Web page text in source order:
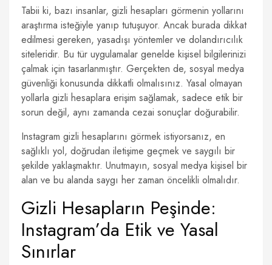
Tabii ki, bazı insanlar, gizli hesapları görmenin yollarını
araştırma isteğiyle yanıp tutuşuyor. Ancak burada dikkat
edilmesi gereken, yasadışı yöntemler ve dolandırıcılık
siteleridir. Bu tür uygulamalar genelde kişisel bilgilerinizi
çalmak için tasarlanmıştır. Gerçekten de, sosyal medya
güvenliği konusunda dikkatli olmalısınız. Yasal olmayan
yollarla gizli hesaplara erişim sağlamak, sadece etik bir
sorun değil, aynı zamanda cezai sonuçlar doğurabilir.
Instagram gizli hesaplarını görmek istiyorsanız, en
sağlıklı yol, doğrudan iletişime geçmek ve saygılı bir
şekilde yaklaşmaktır. Unutmayın, sosyal medya kişisel bir
alan ve bu alanda saygı her zaman öncelikli olmalıdır.
Gizli Hesapların Peşinde:
Instagram’da Etik ve Yasal
Sınırlar